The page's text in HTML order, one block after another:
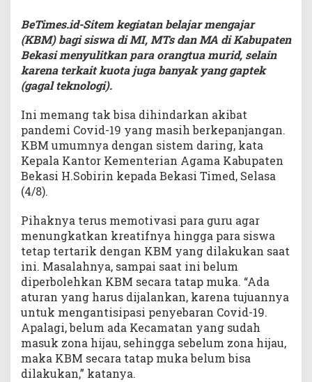
BeTimes.id-Sitem kegiatan belajar mengajar
(KBM) bagi siswa di MI, MTs dan MA di Kabupaten
Bekasi menyulitkan para orangtua murid, selain
karena terkait kuota juga banyak yang gaptek
(gagal teknologi).
Ini memang tak bisa dihindarkan akibat
pandemi Covid-19 yang masih berkepanjangan.
KBM umumnya dengan sistem daring, kata
Kepala Kantor Kementerian Agama Kabupaten
Bekasi H.Sobirin kepada Bekasi Timed, Selasa
(4/8).
Pihaknya terus memotivasi para guru agar
menungkatkan kreatifnya hingga para siswa
tetap tertarik dengan KBM yang dilakukan saat
ini. Masalahnya, sampai saat ini belum
diperbolehkan KBM secara tatap muka. “Ada
aturan yang harus dijalankan, karena tujuannya
untuk mengantisipasi penyebaran Covid-19.
Apalagi, belum ada Kecamatan yang sudah
masuk zona hijau, sehingga sebelum zona hijau,
maka KBM secara tatap muka belum bisa
dilakukan,” katanya.